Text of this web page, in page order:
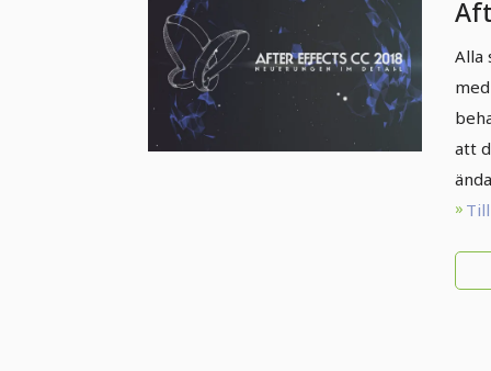
Alla
att